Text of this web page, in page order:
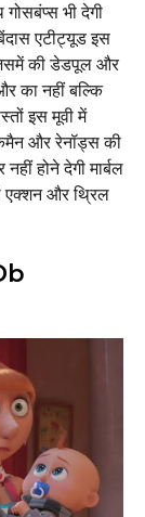
भी देगी
एटीट्यूड इस
की डेडपूल और
का नहीं बल्कि
इस मूवी में
और रेनॉड्स की
होने देगी मार्बल
एक्शन और थ्रिल